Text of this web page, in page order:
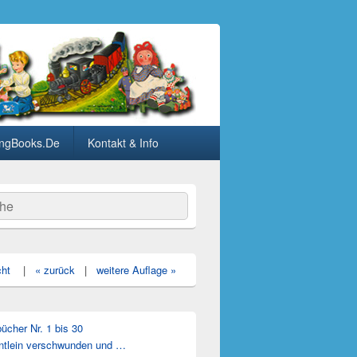
Kontakt & Info
| « zurück | weitere Auflage »
Nr. 1 bis 30
verschwunden und …